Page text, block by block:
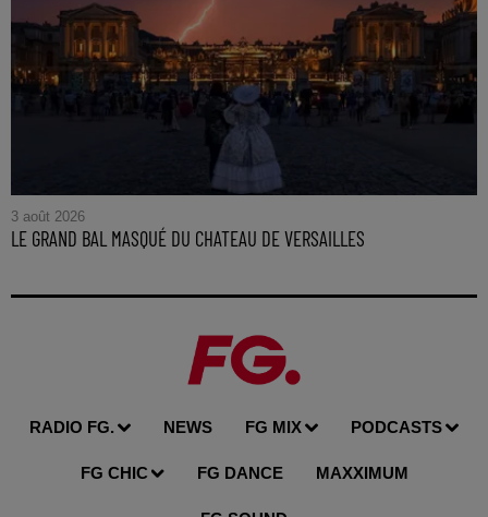
3 août 2026
LE GRAND BAL MASQUÉ DU CHATEAU DE VERSAILLES
RADIO FG. NEWS FG MIX PODCASTS
FG CHIC FG DANCE MAXXIMUM